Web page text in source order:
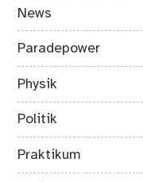
News
Paradepower
Physik
Politik
Praktikum